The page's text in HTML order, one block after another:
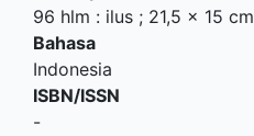
96 hlm : ilus ; 21,5 x 15 cm
Bahasa
Indonesia
ISBN/ISSN
-